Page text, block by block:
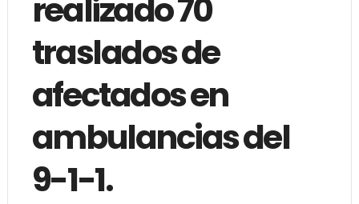
realizado 70
traslados de
afectados en
ambulancias del
9-1-1.